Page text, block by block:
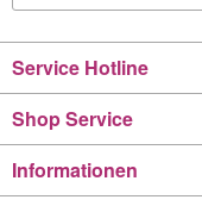
Service Hotline
Shop Service
Informationen